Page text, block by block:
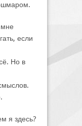
мне
если
Но в
я здесь?